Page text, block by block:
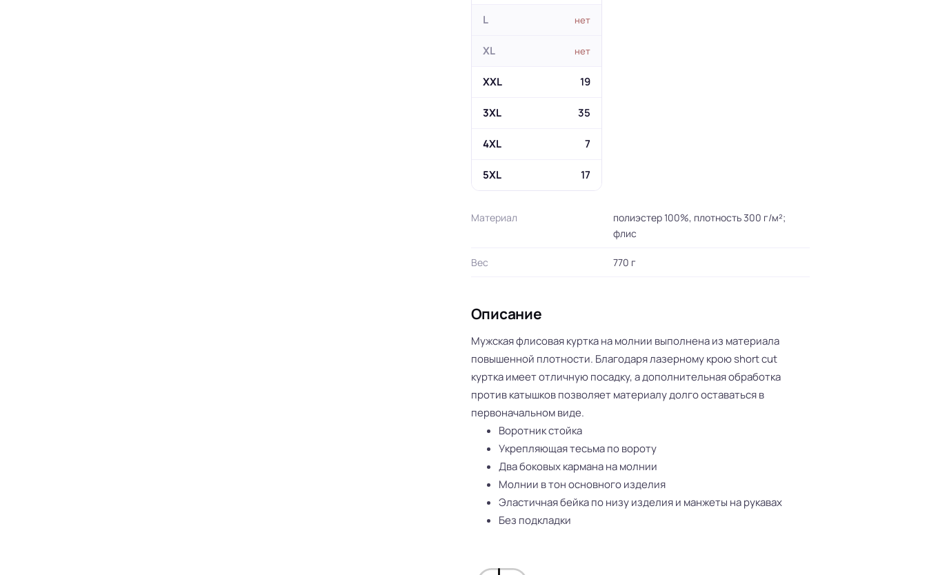
L нет
XL нет
XXL 19
3XL 35
4XL 7
5XL 17
Материал
полиэстер 100%, плотность 300 г/м²;
флис
Вес 770 г
Описание
Мужская флисовая куртка на молнии выполнена из материала
повышенной плотности. Благодаря лазерному крою short cut
куртка имеет отличную посадку, а дополнительная обработка
против катышков позволяет материалу долго оставаться в
первоначальном виде.
Воротник стойка
Укрепляющая тесьма по вороту
Два боковых кармана на молнии
Молнии в тон основного изделия
Эластичная бейка по низу изделия и манжеты на рукавах
Без подкладки